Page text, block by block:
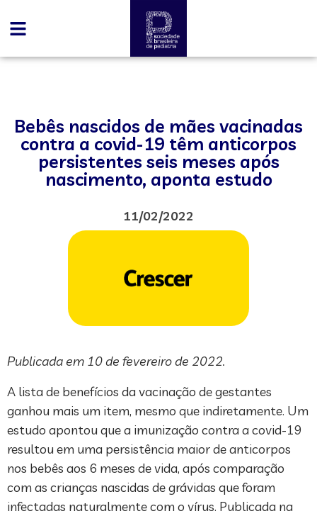
Bebês nascidos de mães vacinadas
contra a covid-19 têm anticorpos
persistentes seis meses após
nascimento, aponta estudo
11/02/2022
Publicada em 10 de fevereiro de 2022.
A lista de benefícios da vacinação de gestantes
ganhou mais um item, mesmo que indiretamente. Um
estudo apontou que a imunização contra a covid-19
resultou em uma persistência maior de anticorpos
nos bebês aos 6 meses de vida, após comparação
com as crianças nascidas de grávidas que foram
infectadas naturalmente com o vírus. Publicada na